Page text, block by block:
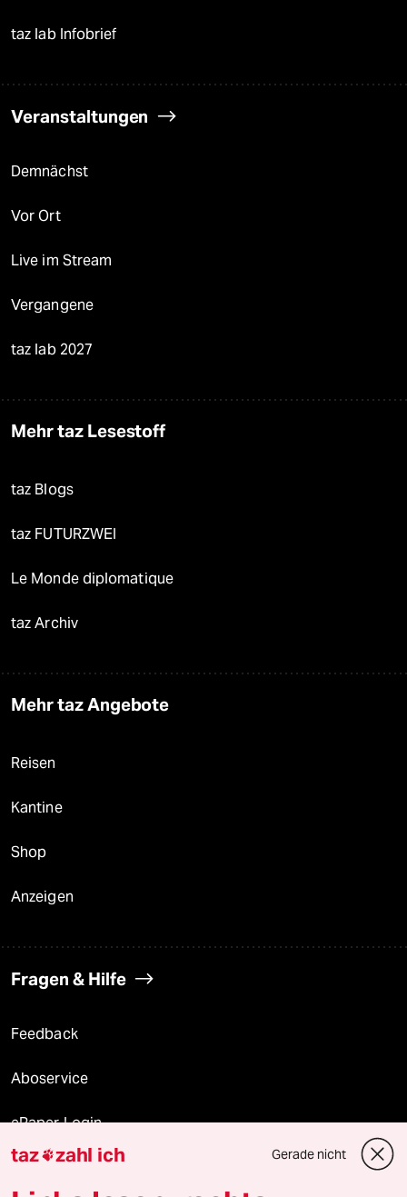
taz lab Infobrief
Veranstaltungen
Demnächst
Vor Ort
Live im Stream
Vergangene
taz lab 2027
Mehr taz Lesestoff
taz Blogs
taz FUTURZWEI
Le Monde diplomatique
taz Archiv
Mehr taz Angebote
Reisen
Kantine
Shop
Anzeigen
Fragen & Hilfe
Feedback
Aboservice
ePaper Login
Downloads für Abonnierende
taz zahl ich Gerade nicht